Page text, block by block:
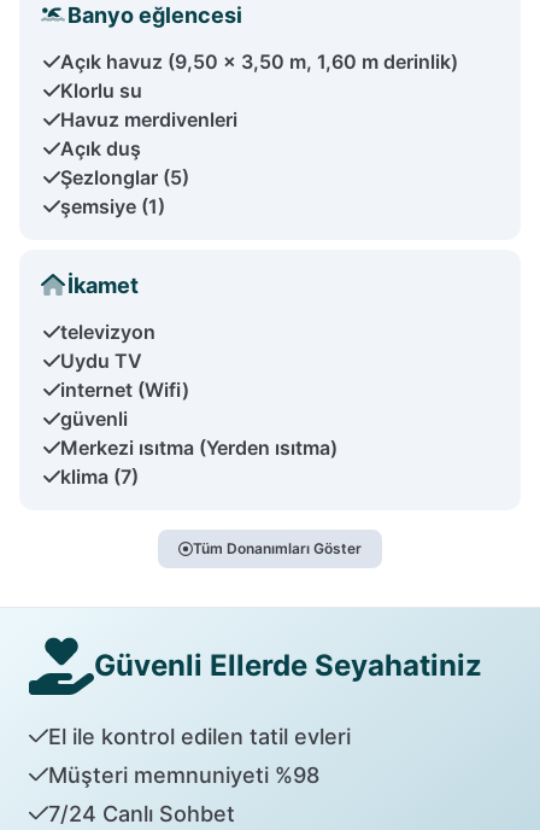
Banyo eğlencesi
Açık havuz (9,50 x 3,50 m, 1,60 m derinlik)
Klorlu su
Havuz merdivenleri
Açık duş
Şezlonglar (5)
şemsiye (1)
İkamet
televizyon
Uydu TV
internet (Wifi)
güvenli
Merkezi ısıtma (Yerden ısıtma)
klima (7)
Tüm Donanımları Göster
Güvenli Ellerde Seyahatiniz
El ile kontrol edilen tatil evleri
Müşteri memnuniyeti %98
7/24 Canlı Sohbet